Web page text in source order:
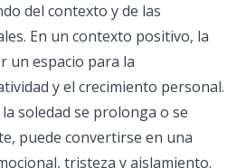
del contexto y de las
En un contexto positivo, la
un espacio para la
y el crecimiento personal.
soledad se prolonga o se
puede convertirse en una
tristeza y aislamiento.